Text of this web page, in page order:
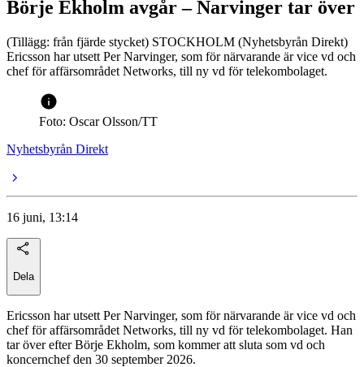
Börje Ekholm avgår – Narvinger tar över
(Tillägg: från fjärde stycket) STOCKHOLM (Nyhetsbyrån Direkt)
Ericsson har utsett Per Narvinger, som för närvarande är vice vd och
chef för affärsområdet Networks, till ny vd för telekombolaget.
Foto: Oscar Olsson/TT
Nyhetsbyrån Direkt
16 juni, 13:14
Dela
Ericsson har utsett Per Narvinger, som för närvarande är vice vd och
chef för affärsområdet Networks, till ny vd för telekombolaget. Han
tar över efter Börje Ekholm, som kommer att sluta som vd och
koncernchef den 30 september 2026.